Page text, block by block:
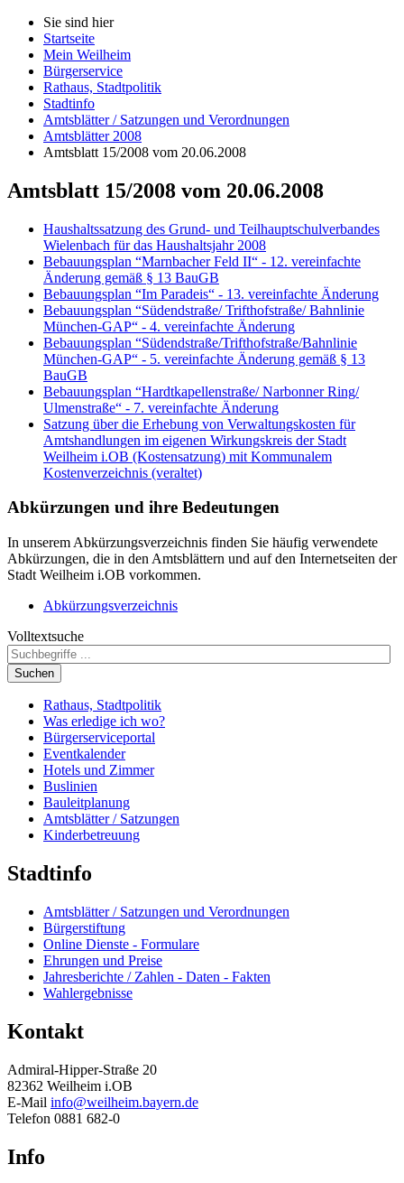
Sie sind hier
Startseite
Mein Weilheim
Bürgerservice
Rathaus, Stadtpolitik
Stadtinfo
Amtsblätter / Satzungen und Verordnungen
Amtsblätter 2008
Amtsblatt 15/2008 vom 20.06.2008
Amtsblatt 15/2008 vom 20.06.2008
Haushaltssatzung des Grund- und Teilhauptschulverbandes
Wielenbach für das Haushaltsjahr 2008
Bebauungsplan “Marnbacher Feld II“ - 12. vereinfachte
Änderung gemäß § 13 BauGB
Bebauungsplan “Im Paradeis“ - 13. vereinfachte Änderung
Bebauungsplan “Südendstraße/ Trifthofstraße/ Bahnlinie
München-GAP“ - 4. vereinfachte Änderung
Bebauungsplan “Südendstraße/Trifthofstraße/Bahnlinie
München-GAP“ - 5. vereinfachte Änderung gemäß § 13
BauGB
Bebauungsplan “Hardtkapellenstraße/ Narbonner Ring/
Ulmenstraße“ - 7. vereinfachte Änderung
Satzung über die Erhebung von Verwaltungskosten für
Amtshandlungen im eigenen Wirkungskreis der Stadt
Weilheim i.OB (Kostensatzung) mit Kommunalem
Kostenverzeichnis (veraltet)
Abkürzungen und ihre Bedeutungen
In unserem Abkürzungsverzeichnis finden Sie häufig verwendete
Abkürzungen, die in den Amtsblättern und auf den Internetseiten der
Stadt Weilheim i.OB vorkommen.
Abkürzungsverzeichnis
Volltextsuche
Suchen
Rathaus, Stadtpolitik
Was erledige ich wo?
Bürgerserviceportal
Eventkalender
Hotels und Zimmer
Buslinien
Bauleitplanung
Amtsblätter / Satzungen
Kinderbetreuung
Stadtinfo
Amtsblätter / Satzungen und Verordnungen
Bürgerstiftung
Online Dienste - Formulare
Ehrungen und Preise
Jahresberichte / Zahlen - Daten - Fakten
Wahlergebnisse
Kontakt
Admiral-Hipper-Straße 20
82362 Weilheim i.OB
E-Mail info@weilheim.bayern.de
Telefon 0881 682-0
Info